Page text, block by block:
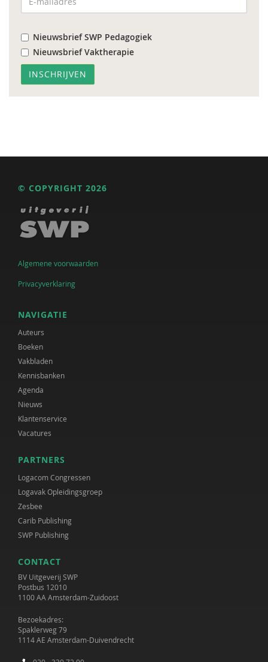
Nieuwsbrief SWP Pedagogiek
Nieuwsbrief Vaktherapie
© COPYRIGHT 2026
Algemene voorwaarden
Privacyverklaring
NAVIGATIE
Auteurs
Boeken
Vakbladen
Kennisbanken
Agenda
Nieuws
Klantenservice
Vacatures
PARTNERS
Logacom Congressen
Logavak Opleidingsgroep
Zesbee
Carib Publishing
SWP Publishing
CONTACT
BV Uitgeverij SWP
Postbus 12010
1100 AA Amsterdam-Zuidoost
Bezoekadres:
Spaklerweg 79
1114 AE Amsterdam-Duivendrecht